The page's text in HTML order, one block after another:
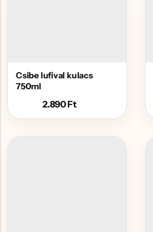
Csibe lufival kulacs
750ml
2.890Ft